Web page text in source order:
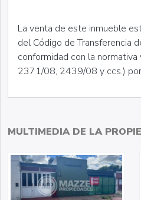
La venta de este inmueble
del Código de Transferencia
conformidad con la normativa
2371/08, 2439/08 y ccs.)
MULTIMEDIA DE LA